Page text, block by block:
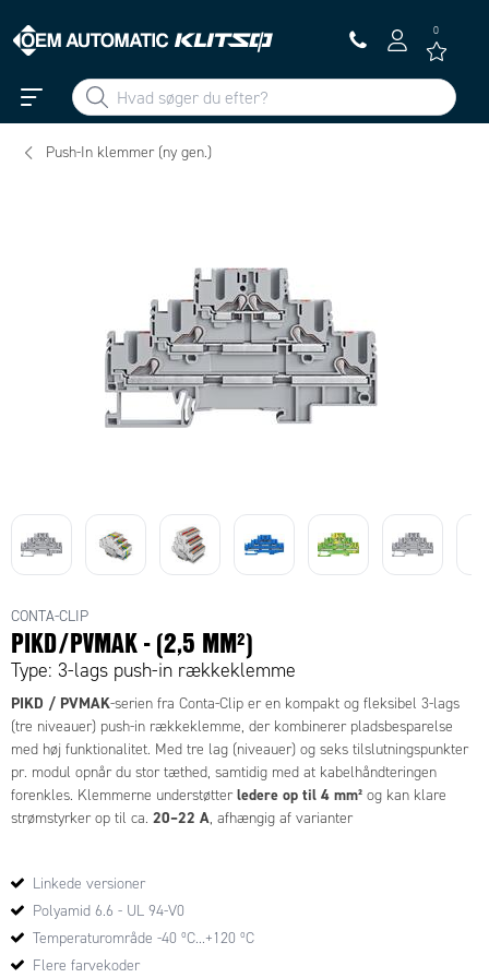
0
Push-In klemmer (ny gen.)
CONTA-CLIP
PIKD/PVMAK - (2,5 MM²)
Type: 3-lags push-in rækkeklemme
PIKD / PVMAK-serien fra Conta-Clip er en kompakt og fleksibel 3-lags
(tre niveauer) push-in rækkeklemme, der kombinerer pladsbesparelse
med høj funktionalitet. Med tre lag (niveauer) og seks tilslutningspunkter
pr. modul opnår du stor tæthed, samtidig med at kabelhåndteringen
forenkles. Klemmerne understøtter ledere op til 4 mm² og kan klare
strømstyrker op til ca. 20–22 A, afhængig af varianter
værktøj: lederen sættes direkte i, og fjederen sørger for en sikker
forbindelse. For at løsne eller omplacere ledere aktiveres den isolerede
pusher.
Linkede versioner
Polyamid 6.6 - UL 94-V0
Temperaturområde -40 ºC...+120 ºC
Flere farvekoder